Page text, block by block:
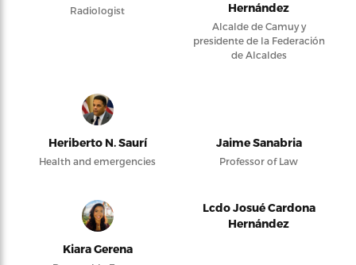
Radiologist
Hernández
Alcalde de Camuy y
presidente de la Federación
de Alcaldes
Heriberto N. Saurí
Health and emergencies
Jaime Sanabria
Professor of Law
Kiara Gerena
Lcdo Josué Cardona
Hernández